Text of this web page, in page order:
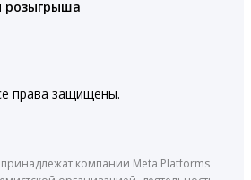
розыгрыша
права защищены.
компании Meta Platforms